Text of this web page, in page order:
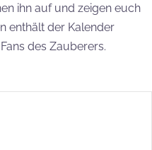
ihn auf und zeigen euch
enthält der Kalender
des Zauberers.